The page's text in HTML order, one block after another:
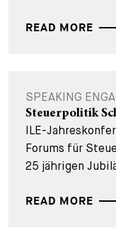
READ MORE
SPEAKING
Steuerpolitik
ILE-
Forums für
25 jährigen
READ MORE